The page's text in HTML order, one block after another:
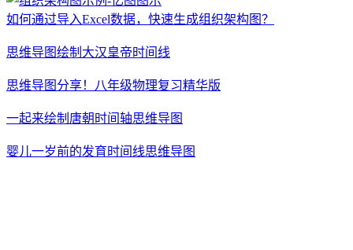
如何通过导入Excel数据，快速生成组织架构图？
思维导图绘制大汉皇帝时间线
思维导图分享！八年级物理复习精华版
一起来绘制唐朝时间轴思维导图
婴儿一岁前的发育时间线思维导图